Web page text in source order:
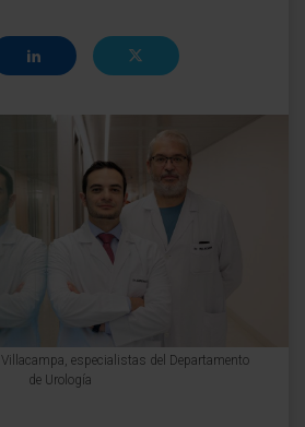
Villacampa, especialistas del Departamento
de Urología